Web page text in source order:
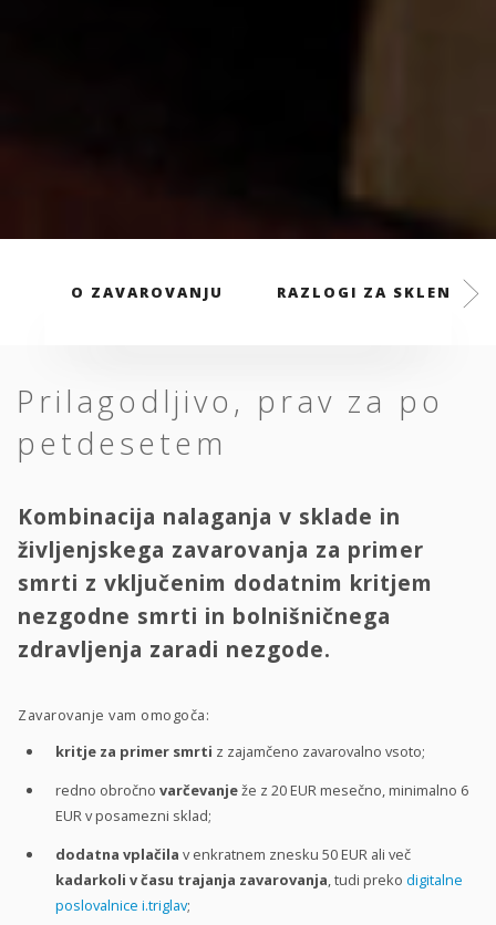
O ZAVAROVANJU RAZLOGI ZA SKLENITEV
Prilagodljivo, prav za po
petdesetem
Kombinacija nalaganja v sklade in
življenjskega zavarovanja za primer
smrti z vključenim dodatnim kritjem
nezgodne smrti in bolnišničnega
zdravljenja zaradi nezgode.
Zavarovanje vam omogoča:
kritje za primer smrti z zajamčeno zavarovalno vsoto;
redno obročno varčevanježe z 20 EUR mesečno, minimalno 6
EUR v posamezni sklad;
dodatna vplačila v enkratnem znesku 50 EUR ali več
kadarkoli v času trajanja zavarovanja, tudi preko digitalne
poslovalnice i.triglav;